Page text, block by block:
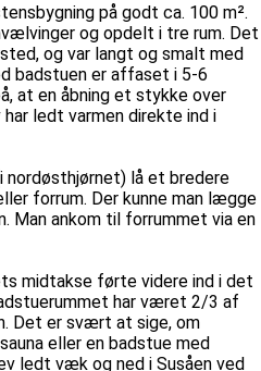
på godt ca. 100 m².
og opdelt i tre rum. Det
og var langt og smalt med
badstuen er affaset i 5-6
at en åbning et stykke over
ledt varmen direkte ind i
nordøsthjørnet) lå et bredere
forrum. Der kunne man lægge
Man ankom til forrummet via en
midtakse førte videre ind i det
har været 2/3 af
Det er svært at sige, om
eller en badstue med
ledt væk og ned i Susåen ved